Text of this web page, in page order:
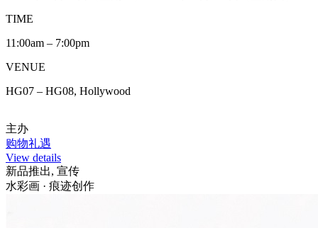
TIME
11:00am – 7:00pm
VENUE
HG07 – HG08, Hollywood
主办
购物礼遇
View details
新品推出, 宣传
水彩画 · 痕迹创作